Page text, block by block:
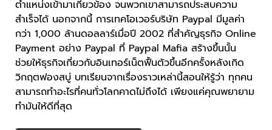
ตำแหน่งเข้ามาเกี่ยวข้อง จนพวกเขาสามารถประสบความ
สำเร็จได้ นอกจากนี้ การเทคโอเวอร์บริษัท Paypal มีมูลค่า
กว่า 1,000 ล้านดอลลาร์เมื่อปี 2002 ที่สำคัญธุรกิจ Online
Payment อย่าง Paypal ที่ Paypal Mafia สร้างขึ้นนั้น
ช่วยให้ธุรกิจเกี่ยวกับอินเทอร์เน็ตฟื้นตัวขึ้นอีกครั้งหลังเกิด
วิกฤตฟองสบู่ บทเรียนจากเรื่องราวเหล่านี้สอนให้รู้ว่า ทุกคน
สามารถทำอะไรที่คนทั่วโลกคาดไม่ถึงได้ เพียงแค่คุณพยายาม
ทำมันให้ดีที่สุด